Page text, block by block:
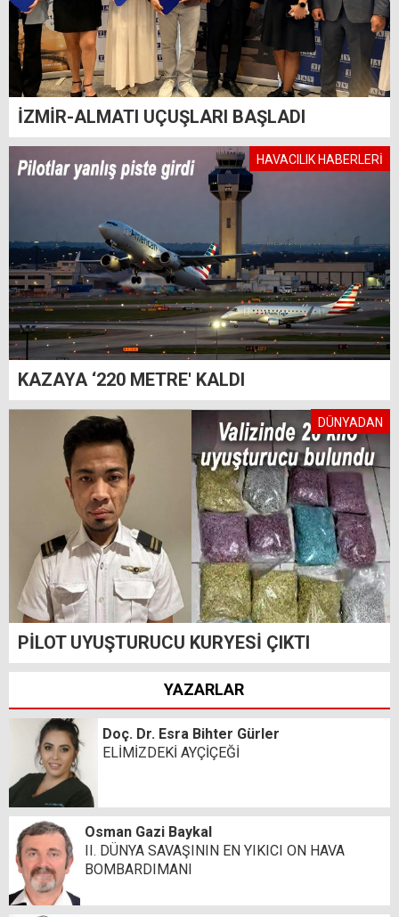
İZMİR-ALMATI UÇUŞLARI BAŞLADI
HAVACILIK HABERLERİ
KAZAYA ‘220 METRE' KALDI
DÜNYADAN
PİLOT UYUŞTURUCU KURYESİ ÇIKTI
YAZARLAR
Doç. Dr. Esra Bihter Gürler
ELİMİZDEKİ AYÇİÇEĞİ
Osman Gazi Baykal
II. DÜNYA SAVAŞININ EN YIKICI ON HAVA
BOMBARDIMANI